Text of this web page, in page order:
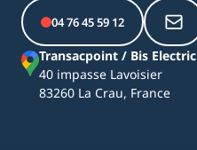
04 76 45 59 12
Transacpoint / Bis Electric
40 impasse Lavoisier
83260 La Crau, France